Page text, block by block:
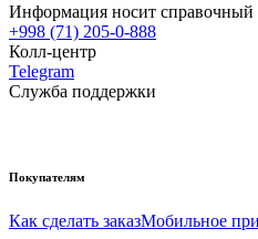
Информация носит справочный
+998 (71) 205-0-888
Колл-центр
Telegram
Служба поддержки
Покупателям
Как сделать заказМобильное